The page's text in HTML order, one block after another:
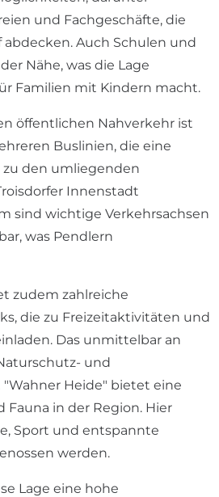
und Fachgeschäfte, die
Auch Schulen und
Nähe, was die Lage
Familien mit Kindern macht.
öffentlichen Nahverkehr ist
Buslinien, die eine
den umliegenden
Innenstadt
sind wichtige Verkehrsachsen
was Pendlern
zudem zahlreiche
die zu Freizeitaktivitäten und
Das unmittelbar an
und
Heide" bietet eine
Fauna in der Region. Hier
Sport und entspannte
werden.
Lage eine hohe